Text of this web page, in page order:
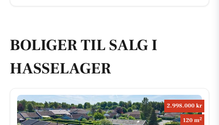
BOLIGER TIL SALG I
HASSELAGER
2.998.000 kr
120 m2